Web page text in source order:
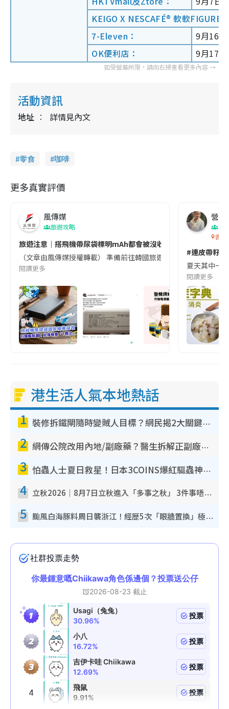
KEIGO X NESCAFÉ® 軟軟FIGURE
7-Eleven：
9月16
OK便利店：
9月17
活動資訊
地址 詳情見內文
零食 咖啡
更多真實評價
風傳媒
旅遊攻略
旅遊注意｜搭飛機帶尿袋標明mAh都會被沒收😱出發前切記檢查
（文章由風傳媒授權轉載） 準備前往韓國旅遊的民眾，近期要
閱讀更多
營養
香港
#連皮帶籽
夏天其中一
閱讀更多
港生活人氣本地熱話
1 裝修拆鐵閘隨時變賊人目標？網民揭2大關鍵用途：裝新式等於白裝？附新舊鐵閘分別
2 網傳公院改用內地/副廠藥？醫生拆解正副廠分別 揭4類人換藥隨時出事
3 怕蟲人士夏日救星！日本3COINS爆紅驅蟲神器$45起 1招「全程免觸碰」輕鬆搞定小強
4 立秋2026｜8月7日立秋進入「多事之秋」 3件事唔做得！專家教6招開運 清枱頭／銀包納氣接好運
5 颱風白海豚料周日襲浙江！經歷5次「眼牆置換」極罕見 成登陸內地最長途颱風